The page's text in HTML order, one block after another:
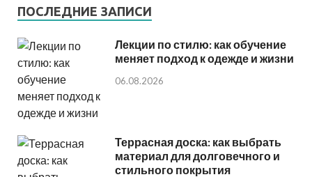
ПОСЛЕДНИЕ ЗАПИСИ
Лекции по стилю: как обучение
меняет подход к одежде и жизни
06.08.2026
Террасная доска: как выбрать
материал для долговечного и
стильного покрытия